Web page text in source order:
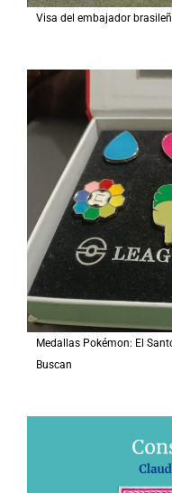
Visa del embajador
Medallas Pokémon: El
Buscan